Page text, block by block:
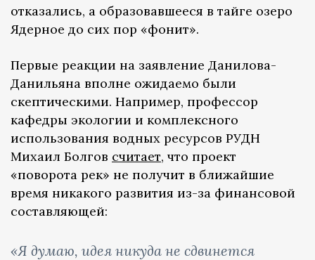
отказались, а образовавшееся в тайге озеро
Ядерное до сих пор «фонит».
Первые реакции на заявление Данилова-
Данильяна вполне ожидаемо были
скептическими. Например, профессор
кафедры экологии и комплексного
использования водных ресурсов РУДН
Михаил Болгов считает, что проект
«поворота рек» не получит в ближайшие
время никакого развития из-за финансовой
составляющей:
«Я думаю, идея никуда не сдвинется